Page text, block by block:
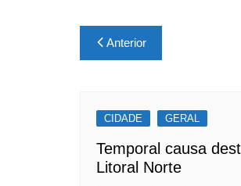
c
e
o
o
k
at
s
p
p
Navegação
de
Anterior
CIDADE GERAL
Temporal causa
Litoral Norte